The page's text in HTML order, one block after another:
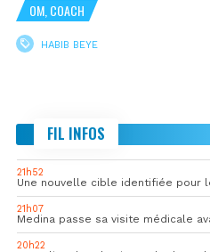
OM, COACH
HABIB BEYE
FIL INFOS
21h52
Une nouvelle cible identifiée pour
21h07
Medina passe sa visite médicale
20h22